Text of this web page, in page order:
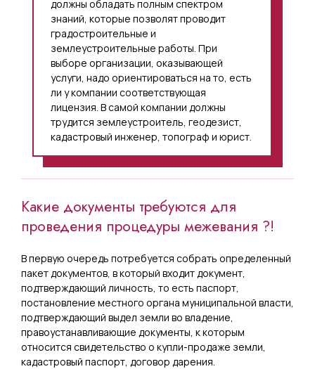
должны обладать полным спектром
знаний, которые позволят проводит
градостроительные и
землеустроительные работы. При
выборе организации, оказывающей
услуги, надо ориентироваться на то, есть
ли у компании соответствующая
лицензия. В самой компании должны
трудится землеустроитель, геодезист,
кадастровый инженер, топограф и юрист.
Какие документы требуются для
проведения процедуры межевания ?!
В первую очередь потребуется собрать определенный
пакет документов, в который входит документ,
подтверждающий личность, то есть паспорт,
постановление местного органа муниципальной власти,
подтверждающий выдел земли во владение,
правоустанавливающие документы, к которым
относится свидетельство о купли-продаже земли,
кадастровый паспорт, договор дарения.